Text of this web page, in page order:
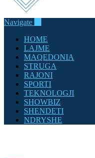
Navigate
HOME
LAJME
MAQEDONIA
STRUGA
RAJONI
SPORTI
TEKNOLOGJI
SHOWBIZ
SHENDETI
NDRYSHE